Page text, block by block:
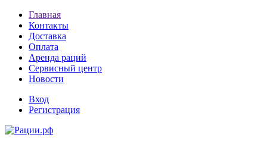
Главная
Контакты
Доставка
Оплата
Аренда раций
Сервисный центр
Новости
Вход
Регистрация